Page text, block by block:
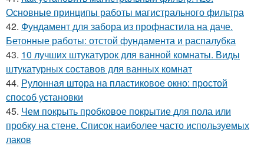
Основные принципы работы магистрального фильтра
42. Фундамент для забора из профнастила на даче.
Бетонные работы: отстой фундамента и распалубка
43. 10 лучших штукатурок для ванной комнаты. Виды
штукатурных составов для ванных комнат
44. Рулонная штора на пластиковое окно: простой
способ установки
45. Чем покрыть пробковое покрытие для пола или
пробку на стене. Список наиболее часто используемых
лаков